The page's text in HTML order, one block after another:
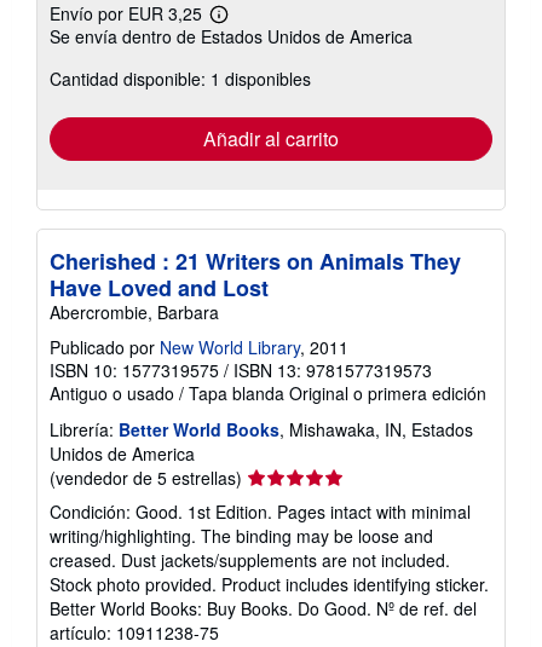
Envío por EUR 3,25
Más
información
las
tarifas
envío
Se envía dentro de Estados Unidos de America
Cantidad disponible: 1 disponibles
Añadir al carrito
Cherished : 21 Writers on Animals They
Have Loved and Lost
Abercrombie, Barbara
Publicado por New World Library, 2011
ISBN 10: 1577319575 / ISBN 13: 9781577319573
Antiguo o usado / Tapa blanda Original o primera edición
Librería: Better World Books, Mishawaka, IN, Estados
Unidos de America
(vendedor de 5 estrellas) Calificación
del
vendedor:
5
de
5
estrellas
Condición: Good. 1st Edition. Pages intact with minimal
writing/highlighting. The binding may be loose and
creased. Dust jackets/supplements are not included.
Stock photo provided. Product includes identifying sticker.
Better World Books: Buy Books. Do Good. Nº de ref. del
artículo: 10911238-75